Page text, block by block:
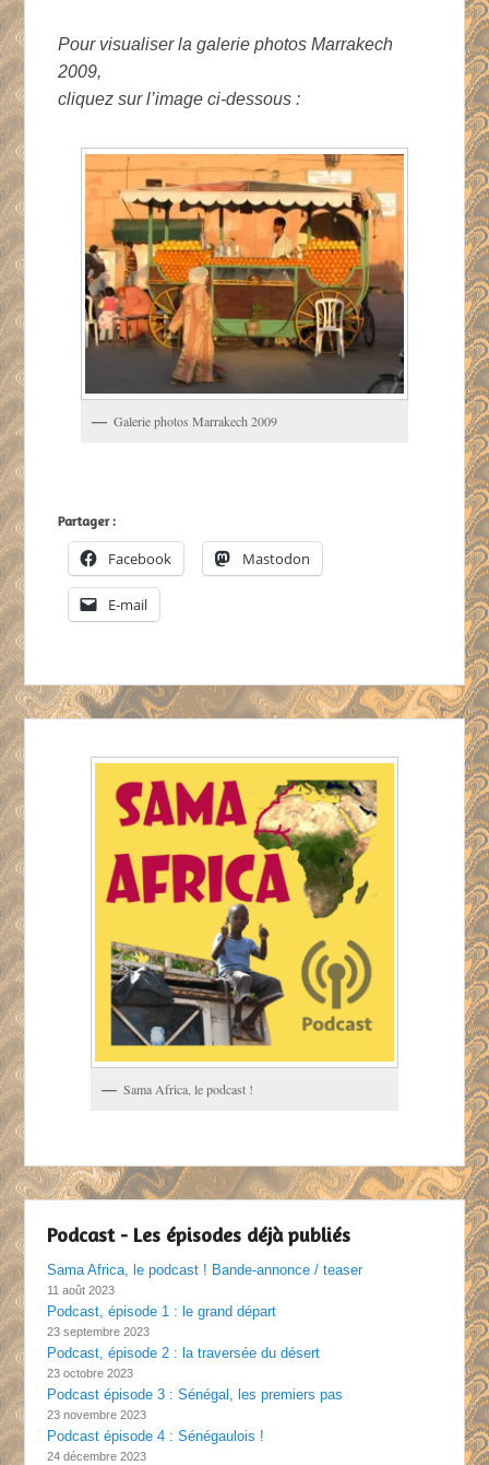
Pour visualiser la galerie photos Marrakech
2009,
cliquez sur l’image ci-dessous :
Galerie photos Marrakech 2009
Partager :
Facebook Mastodon
E-mail
Sama Africa, le podcast !
Podcast - Les épisodes déjà publiés
Sama Africa, le podcast ! Bande-annonce / teaser
11 août 2023
Podcast, épisode 1 : le grand départ
23 septembre 2023
Podcast, épisode 2 : la traversée du désert
23 octobre 2023
Podcast épisode 3 : Sénégal, les premiers pas
23 novembre 2023
Podcast épisode 4 : Sénégaulois !
24 décembre 2023